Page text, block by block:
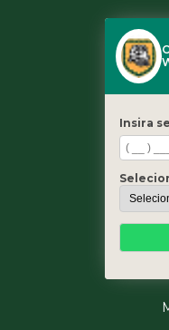
Insira